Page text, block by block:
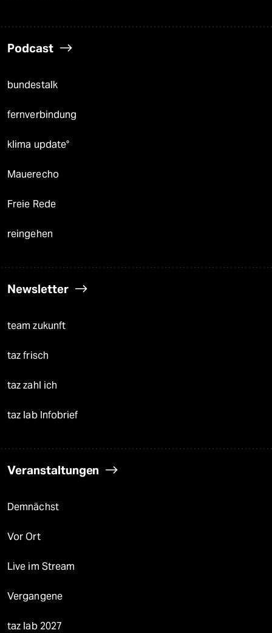
Podcast
bundestalk
fernverbindung
klima update°
Mauerecho
Freie Rede
reingehen
Newsletter
team zukunft
taz frisch
taz zahl ich
taz lab Infobrief
Veranstaltungen
Demnächst
Vor Ort
Live im Stream
Vergangene
taz lab 2027